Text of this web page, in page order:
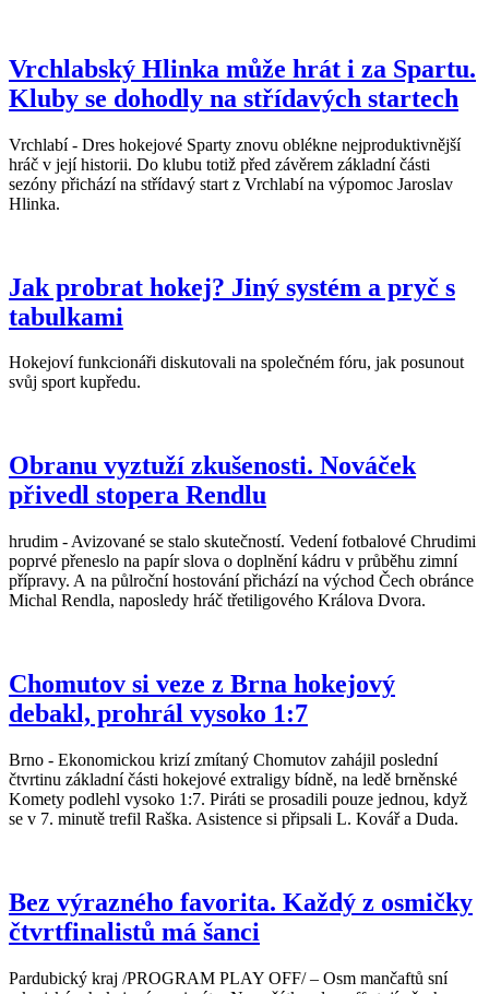
Vrchlabský Hlinka může hrát i za Spartu.
Kluby se dohodly na střídavých startech
Vrchlabí - Dres hokejové Sparty znovu oblékne nejproduktivnější
hráč v její historii. Do klubu totiž před závěrem základní části
sezóny přichází na střídavý start z Vrchlabí na výpomoc Jaroslav
Hlinka.
Jak probrat hokej? Jiný systém a pryč s
tabulkami
Hokejoví funkcionáři diskutovali na společném fóru, jak posunout
svůj sport kupředu.
Obranu vyztuží zkušenosti. Nováček
přivedl stopera Rendlu
hrudim - Avizované se stalo skutečností. Vedení fotbalové Chrudimi
poprvé přeneslo na papír slova o doplnění kádru v průběhu zimní
přípravy. A na půlroční hostování přichází na východ Čech obránce
Michal Rendla, naposledy hráč třetiligového Králova Dvora.
Chomutov si veze z Brna hokejový
debakl, prohrál vysoko 1:7
Brno - Ekonomickou krizí zmítaný Chomutov zahájil poslední
čtvrtinu základní části hokejové extraligy bídně, na ledě brněnské
Komety podlehl vysoko 1:7. Piráti se prosadili pouze jednou, když
se v 7. minutě trefil Raška. Asistence si připsali L. Kovář a Duda.
Bez výrazného favorita. Každý z osmičky
čtvrtfinalistů má šanci
Pardubický kraj /PROGRAM PLAY OFF/ – Osm mančaftů sní